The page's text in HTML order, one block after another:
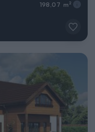
198,07 m 2